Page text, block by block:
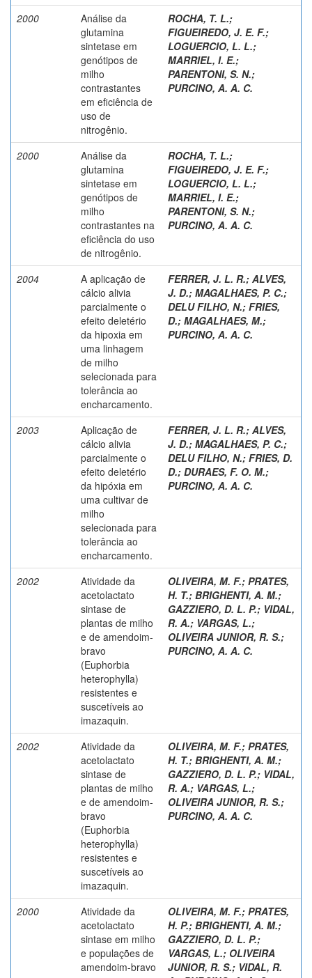
2000
Análise da
glutamina
sintetase em
genótipos de
milho
contrastantes
em eficiência de
uso de
nitrogênio.
ROCHA, T. L.;
FIGUEIREDO, J. E. F.;
LOGUERCIO, L. L.;
MARRIEL, I. E.;
PARENTONI, S. N.;
PURCINO, A. A. C.
2000
Análise da
glutamina
sintetase em
genótipos de
milho
contrastantes na
eficiência do uso
de nitrogênio.
ROCHA, T. L.;
FIGUEIREDO, J. E. F.;
LOGUERCIO, L. L.;
MARRIEL, I. E.;
PARENTONI, S. N.;
PURCINO, A. A. C.
2004
A aplicação de
cálcio alivia
parcialmente o
efeito deletério
da hipoxia em
uma linhagem
de milho
selecionada para
tolerância ao
encharcamento.
FERRER, J. L. R.; ALVES,
J. D.; MAGALHAES, P. C.;
DELU FILHO, N.; FRIES,
D.; MAGALHAES, M.;
PURCINO, A. A. C.
2003
Aplicação de
cálcio alivia
parcialmente o
efeito deletério
da hipóxia em
uma cultivar de
milho
selecionada para
tolerância ao
encharcamento.
FERRER, J. L. R.; ALVES,
J. D.; MAGALHAES, P. C.;
DELU FILHO, N.; FRIES, D.
D.; DURAES, F. O. M.;
PURCINO, A. A. C.
2002
Atividade da
acetolactato
sintase de
plantas de milho
e de amendoim-
bravo
(Euphorbia
heterophylla)
resistentes e
suscetíveis ao
imazaquin.
OLIVEIRA, M. F.; PRATES,
H. T.; BRIGHENTI, A. M.;
GAZZIERO, D. L. P.; VIDAL,
R. A.; VARGAS, L.;
OLIVEIRA JUNIOR, R. S.;
PURCINO, A. A. C.
2002
Atividade da
acetolactato
sintase de
plantas de milho
e de amendoim-
bravo
(Euphorbia
heterophylla)
resistentes e
suscetíveis ao
imazaquin.
OLIVEIRA, M. F.; PRATES,
H. T.; BRIGHENTI, A. M.;
GAZZIERO, D. L. P.; VIDAL,
R. A.; VARGAS, L.;
OLIVEIRA JUNIOR, R. S.;
PURCINO, A. A. C.
2000
Atividade da
acetolactato
sintase em milho
e populações de
amendoim-bravo
OLIVEIRA, M. F.; PRATES,
H. P.; BRIGHENTI, A. M.;
GAZZIERO, D. L. P.;
VARGAS, L.; OLIVEIRA
JUNIOR, R. S.; VIDAL, R.